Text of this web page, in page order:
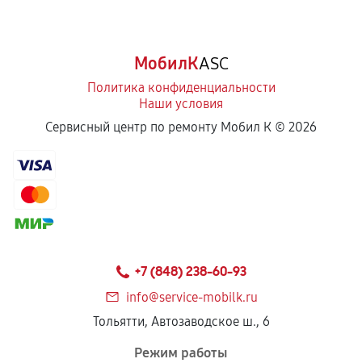
МобилКASC
Политика конфиденциальности
Наши условия
Сервисный центр по ремонту Мобил К © 2026
+7 (848) 238-60-93
info@service-mobilk.ru
Тольятти, Автозаводское ш., 6
Режим работы